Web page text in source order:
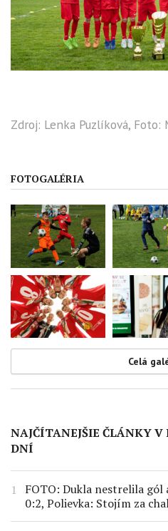
Zdroj: Lenka Puzlíková, Foto:
FOTOGALÉRIA
Celá
NAJČÍTANEJŠIE ČLÁNKY
DNÍ
FOTO: Dukla nestrelila gól
0:2, Polievka: Stojím za